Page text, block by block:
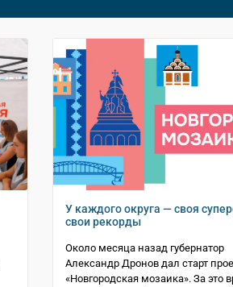
У каждого округа — своя
свои рекорды
Около месяца назад губернатор
Александр Дронов дал старт
«Новгородская мозаика». За это